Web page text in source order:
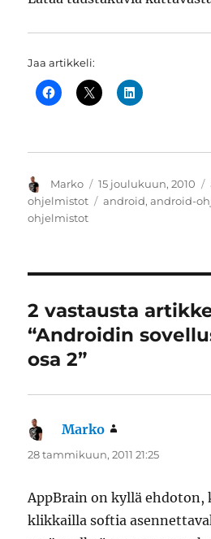
Jaa artikkeli:
Kirjoittaja
Marko Julkaistu
15 joulukuun, 2010
ohjelmistot
Avainsanat
android,android-
ohjelmistot
2 vastausta
“Androidin
osa 2”
Marko
28 tammikuun, 2011 21:25
AppBrain on kyllä ehdoton,
klikkailla softia